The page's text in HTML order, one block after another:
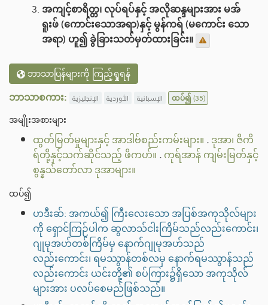
အကျင့်စာရိတ္တ၊ လုပ်ရပ်နှင့် အလိုဆန္ဒများအား မအ်
ရူးဖ် (ကောင်းသောအရာ)နှင့် မွန်ကရ် (မကောင်း သော
အရာ) ဟူ၍ ခွဲခြားသတ်မှတ်ထားခြင်း။
ဘာသာပြန်များကို ကြည့်ရှုရန်
ဘာသာစကား: الإنجليزية الأوردية الإسبانية ထပ်၍(35)
အမျိုးအစားများ
ထွတ်မြတ်မှုများနှင့် အာဒါဗ်စည်းကမ်းများ။ .ဒုအာ၊ ဇိကိ
ရ်တို့နှင့်သက်ဆိုင်သည့် ဖိကဟ်။ .ကုရ်အာန် ကျမ်းမြတ်နှင့်
စွန္နသ်တော်လာ ဒုအာများ။
ထပ်၍
ဟဒီးဆ်: အကယ်၍ ကြီးလေးသော အပြစ်အကုသိုလ်များ
ကို ရှောင်ကြဉ်ပါက ဆွလာသ်ငါးကြိမ်သည်လည်းကောင်း၊
ဂျုမုအဟ်တစ်ကြိမ်မှ နောက်ဂျုမုအဟ်သည်
လည်းကောင်း၊ ရမဿွာန်တစ်လမှ နောက်ရမဿွာန်သည်
လည်းကောင်း ယင်းတို့၏ စပ်ကြား၌ရှိသော အကုသိုလ်
များအား ပလပ်စေမည်ဖြစ်သည်။